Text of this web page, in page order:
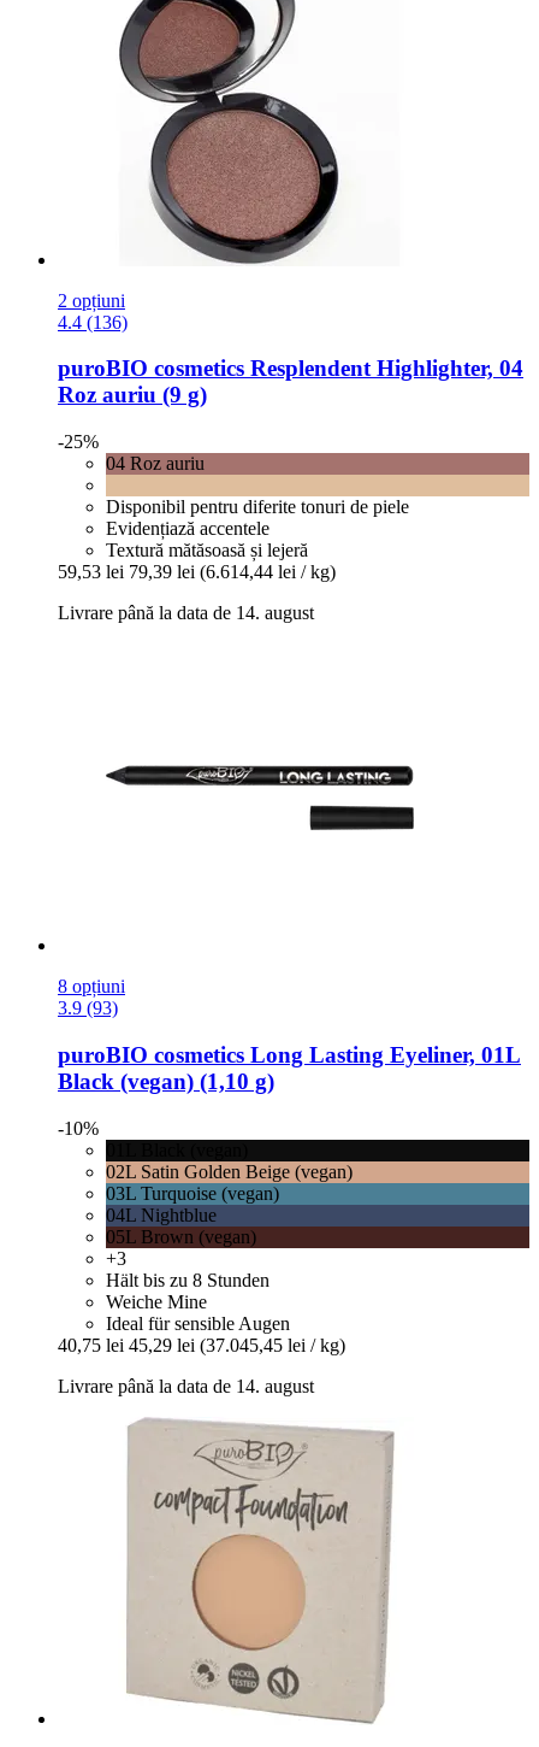
2 opțiuni
4.4 (136)
puroBIO cosmetics Resplendent Highlighter, 04
Roz auriu (9 g)
-25%
04 Roz auriu
Disponibil pentru diferite tonuri de piele
Evidențiază accentele
Textură mătăsoasă și lejeră
59,53 lei 79,39 lei (6.614,44 lei / kg)
Livrare până la data de 14. august
8 opțiuni
3.9 (93)
puroBIO cosmetics Long Lasting Eyeliner, 01L
Black (vegan) (1,10 g)
-10%
02L Satin Golden Beige (vegan)
03L Turquoise (vegan)
04L Nightblue
05L Brown (vegan)
+3
Hält bis zu 8 Stunden
Weiche Mine
Ideal für sensible Augen
40,75 lei 45,29 lei (37.045,45 lei / kg)
Livrare până la data de 14. august